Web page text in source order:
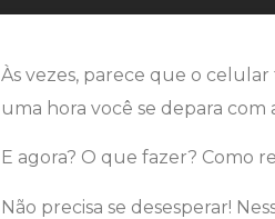
Às vezes, parece que o
uma hora você se depara com
E agora? O que fazer? Como
Não precisa se desesperar!